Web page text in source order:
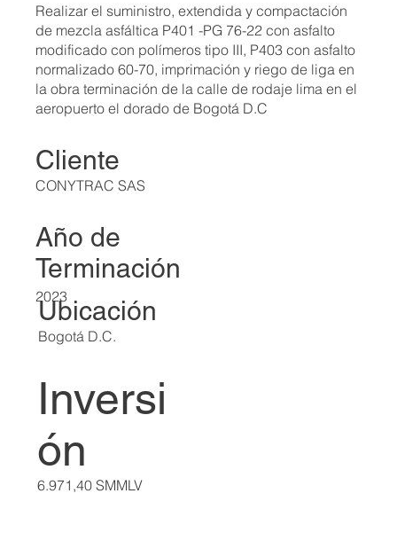
Realizar el suministro, extendida y compactación
de mezcla asfáltica P401 -PG 76-22 con asfalto
modificado con polímeros tipo III, P403 con asfalto
normalizado 60-70, imprimación y riego de liga en
la obra terminación de la calle de rodaje lima en el
aeropuerto el dorado de Bogotá D.C
Cliente
CONYTRAC SAS
Año de
Terminación
2023
Ubicación
Bogotá D.C.
Inversi
ón
6.971,40 SMMLV